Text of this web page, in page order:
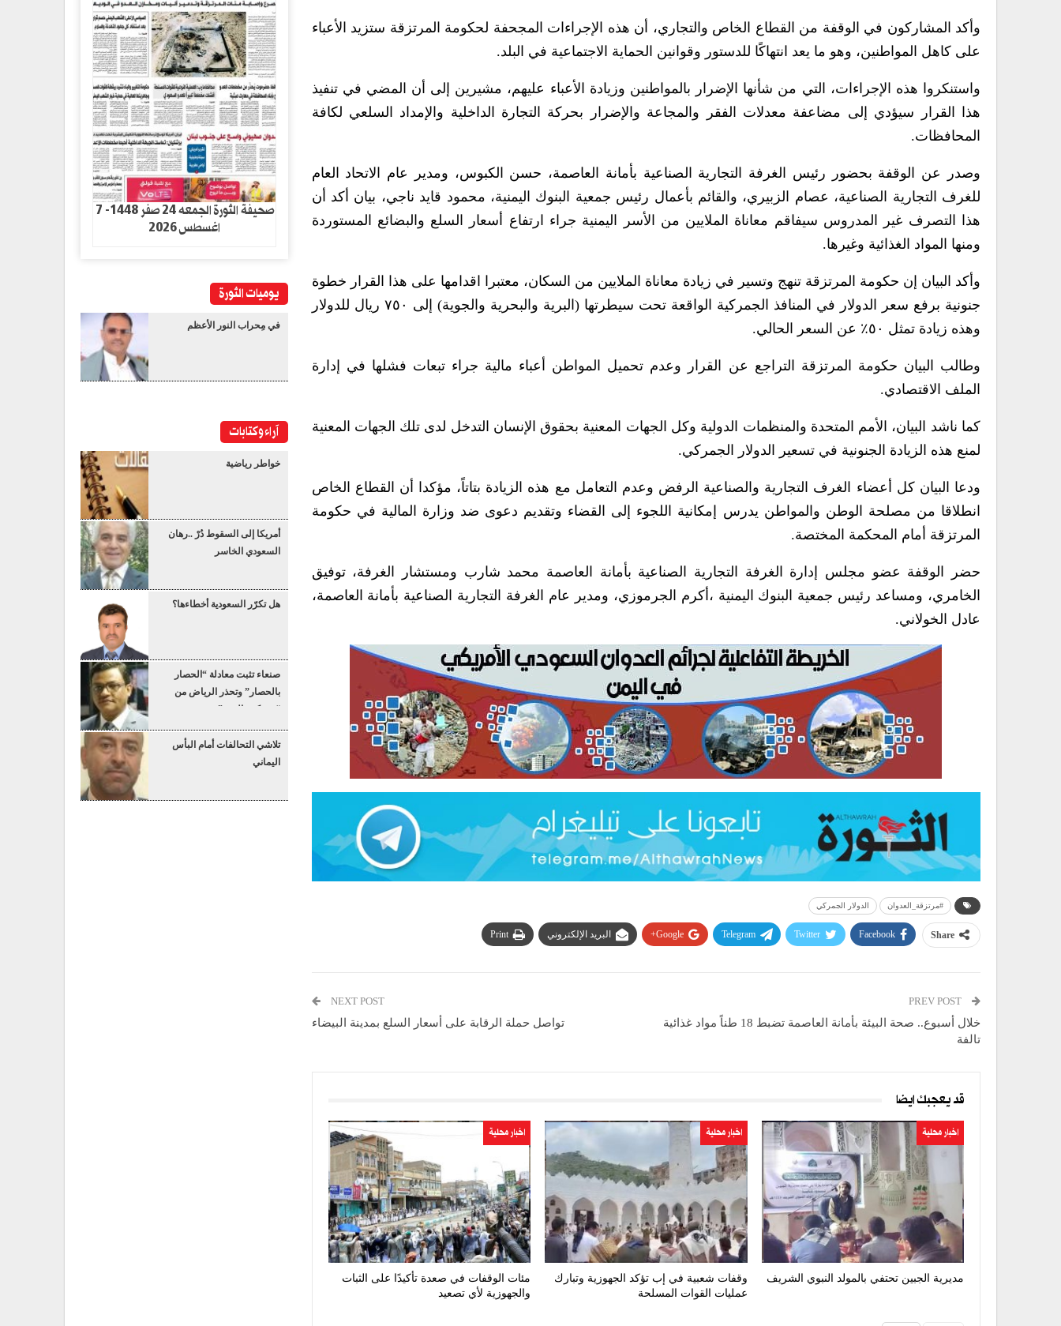
وأكد المشاركون في الوقفة من القطاع الخاص والتجاري، أن هذه الإجراءات المجحفة لحكومة المرتزقة ستزيد الأعباء
على كاهل المواطنين، وهو ما يعد انتهاكًا للدستور وقوانين الحماية الاجتماعية في البلد.
واستنكروا هذه الإجراءات، التي من شأنها الإضرار بالمواطنين وزيادة الأعباء عليهم، مشيرين إلى أن المضي في تنفيذ
هذا القرار سيؤدي إلى مضاعفة معدلات الفقر والمجاعة والإضرار بحركة التجارة الداخلية والإمداد السلعي لكافة
المحافظات.
وصدر عن الوقفة بحضور رئيس الغرفة التجارية الصناعية بأمانة العاصمة، حسن الكبوس، ومدير عام الاتحاد العام
للغرف التجارية الصناعية، عصام الزبيري، والقائم بأعمال رئيس جمعية البنوك اليمنية، محمود قايد ناجي، بيان أكد أن
هذا التصرف غير المدروس سيفاقم معاناة الملايين من الأسر اليمنية جراء ارتفاع أسعار السلع والبضائع المستوردة
ومنها المواد الغذائية وغيرها.
وأكد البيان إن حكومة المرتزقة تنهج وتسير في زيادة معاناة الملايين من السكان، معتبرا اقدامها على هذا القرار خطوة
جنونية برفع سعر الدولار في المنافذ الجمركية الواقعة تحت سيطرتها (البرية والبحرية والجوية) إلى ٧٥٠ ريال للدولار
وهذه زيادة تمثل ٥٠٪ عن السعر الحالي.
وطالب البيان حكومة المرتزقة التراجع عن القرار وعدم تحميل المواطن أعباء مالية جراء تبعات فشلها في إدارة
الملف الاقتصادي.
كما ناشد البيان، الأمم المتحدة والمنظمات الدولية وكل الجهات المعنية بحقوق الإنسان التدخل لدى تلك الجهات المعنية
لمنع هذه الزيادة الجنونية في تسعير الدولار الجمركي.
ودعا البيان كل أعضاء الغرف التجارية والصناعية الرفض وعدم التعامل مع هذه الزيادة بتاتاً، مؤكدا أن القطاع الخاص
انطلاقا من مصلحة الوطن والمواطن يدرس إمكانية اللجوء إلى القضاء وتقديم دعوى ضد وزارة المالية في حكومة
المرتزقة أمام المحكمة المختصة.
حضر الوقفة عضو مجلس إدارة الغرفة التجارية الصناعية بأمانة العاصمة محمد شارب ومستشار الغرفة، توفيق
الخامري، ومساعد رئيس جمعية البنوك اليمنية ،أكرم الجرموزي، ومدير عام الغرفة التجارية الصناعية بأمانة العاصمة،
عادل الخولاني.
#مرتزقة_العدوان الدولار الجمركي
Share
Facebook
Twitter
Telegram
Google+ البريد الإلكتروني Print
خلال أسبوع.. صحة البيئة بأمانة العاصمة تضبط 18 طناً مواد غذائية
تالفة
NEXT POST
تواصل حملة الرقابة على أسعار السلع بمدينة البيضاء
قد يعجبك ايضا
اخبار محلية
مديرية الجبين تحتفي بالمولد النبوي الشريف
اخبار محلية
وقفات شعبية في إب تؤكد الجهوزية وتبارك
عمليات القوات المسلحة
اخبار محلية
مئات الوقفات في صعدة تأكيدًا على الثبات
والجهوزية لأي تصعيد
صحيفة الثورة الجمعه 24 صفر 1448- 7
اغسطس 2026
يوميات الثورة
في مِحراب النور الأعظم
آراء وكتابات
خواطر رياضية
أمريكا إلى السقوط دُرْ ..رهان
السعودي الخاسر
هل تكرّر السعودية أخطاءها؟
صنعاء تثبت معادلة “الحصار
بالحصار” وتحذر الرياض من
“عسكرة البحر”
تلاشي التحالفات أمام البأس
اليماني